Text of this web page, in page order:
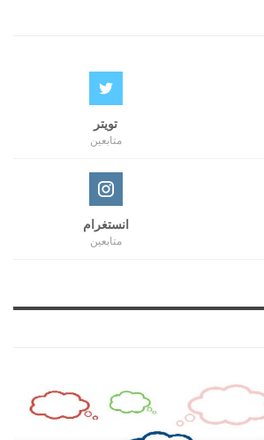
تويتر
متابعين
انستغرام
متابعين